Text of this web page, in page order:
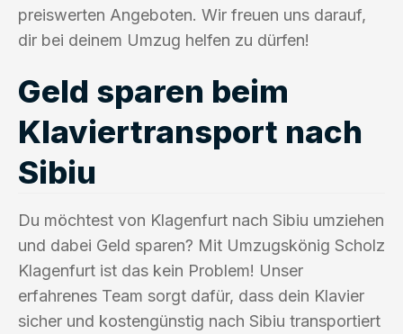
preiswerten Angeboten. Wir freuen uns darauf,
dir bei deinem Umzug helfen zu dürfen!
Geld sparen beim
Klaviertransport nach
Sibiu
Du möchtest von Klagenfurt nach Sibiu umziehen
und dabei Geld sparen? Mit Umzugskönig Scholz
Klagenfurt ist das kein Problem! Unser
erfahrenes Team sorgt dafür, dass dein Klavier
sicher und kostengünstig nach Sibiu transportiert